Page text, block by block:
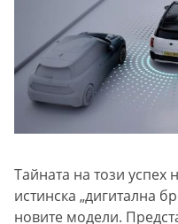
Тайната на този успех
истинска „дигитална
новите модели.